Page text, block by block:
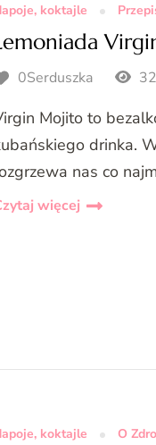
koktajle
0Serduszka
Mojito to
drinka.
nas co
więcej
koktajle O